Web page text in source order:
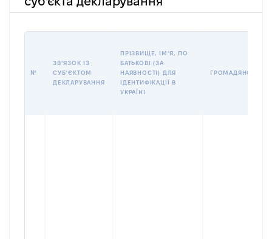
№
ЗВʼЯЗОК ІЗ
СУБʼЄКТОМ
ДЕКЛАРУВАННЯ
ПРІЗВИЩЕ, ІМʼЯ, ПО
БАТЬКОВІ (ЗА
НАЯВНОСТІ) ДЛЯ
ІДЕНТИФІКАЦІЇ В
УКРАЇНІ
ГРОМАДЯНСТВО